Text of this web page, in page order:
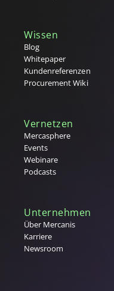
Wissen
Blog
Whitepaper
Kundenreferenzen
Procurement Wiki
Vernetzen
Mercasphere
Events
Webinare
Podcasts
Unternehmen
Über Mercanis
Karriere
Newsroom